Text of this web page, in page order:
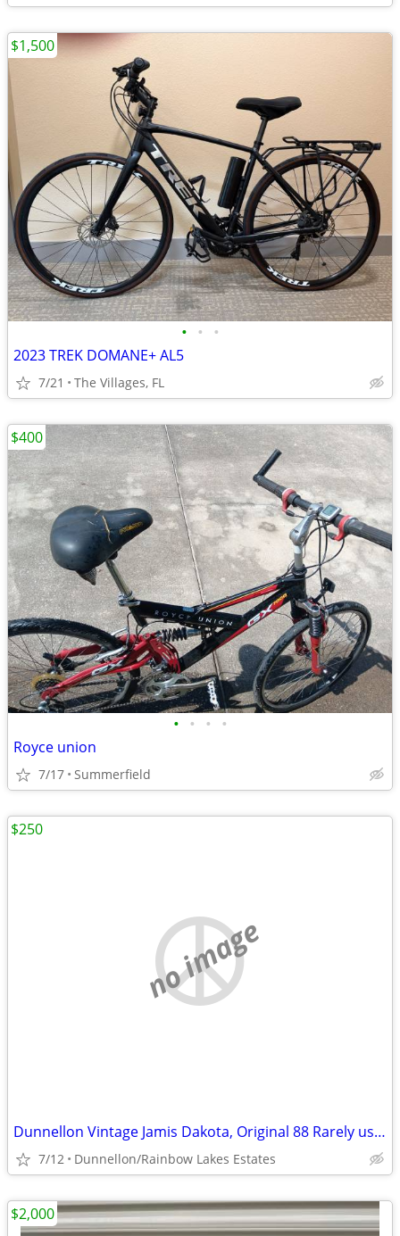
• • •
2023 TREK DOMANE+ AL5
7/21 The Villages, FL
$1,500
• • • •
Royce union
7/17 Summerfield
$400
no image
Dunnellon Vintage Jamis Dakota, Original 88 Rarely used Garage Kept
7/12 Dunnellon/Rainbow Lakes Estates
$250
$2,000